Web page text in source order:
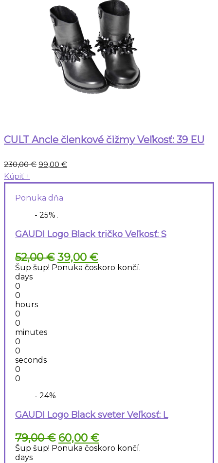
CULT Ancle členkové čižmy Veľkosť: 39 EU
230,00€ Pôvodná
230,00 €.
99,00 €
Kúpiť +
Ponuka dňa
- 25%
GAUDI Logo Black tričko Veľkosť: S
52,00€ Pôvodná
cena
bola:
39,00 €Aktuálna
cena
je:
Šup šup! Ponuka čoskoro končí.
days
0
0
hours
0
0
minutes
0
0
seconds
0
0
- 24%
GAUDI Logo Black sveter Veľkosť: L
79,00€ Pôvodná
cena
bola:
60,00 €Aktuálna
cena
je:
Šup šup! Ponuka čoskoro končí.
days